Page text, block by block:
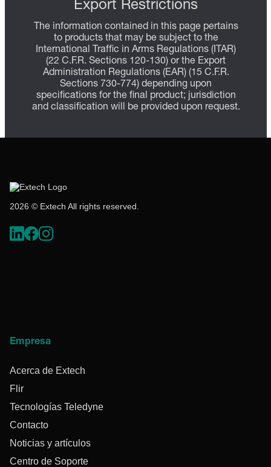
Export Restrictions
The information contained in this page pertains
to products that may be subject to the
International Traffic in Arms Regulations (ITAR)
(22 C.F.R. Sections 120-130) or the Export
Administration Regulations (EAR) (15 C.F.R.
Sections 730-774) depending upon
specifications for the final product; jurisdiction
and classification will be provided upon request.
2026 © Extech All rights reserved.
Empresa
Acerca de Extech
Flir
Tecnologías Teledyne
Contacto
Noticias y artículos
Centro de Soporte